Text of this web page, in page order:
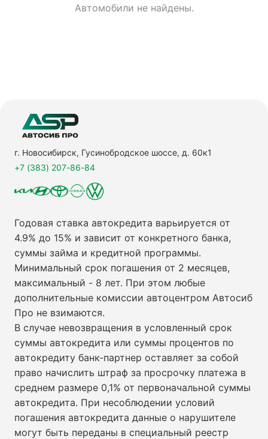
Автомобили не найдены.
г. Новосибирск, Гусинобродское шоссе, д. 60к1
+7 (383) 207-86-84
Годовая ставка автокредита варьируется от
4.9% до 15% и зависит от конкретного банка,
суммы займа и кредитной программы.
Минимальный срок погашения от 2 месяцев,
максимальный - 8 лет. При этом любые
дополнительные комиссии автоцентром Автосиб
Про не взимаются.
В случае невозвращения в условленный срок
суммы автокредита или суммы процентов по
автокредиту банк-партнер оставляет за собой
право начислить штраф за просрочку платежа в
среднем размере 0,1% от первоначальной суммы
автокредита. При несоблюдении условий
погашения автокредита данные о нарушителе
могут быть переданы в специальный реестр